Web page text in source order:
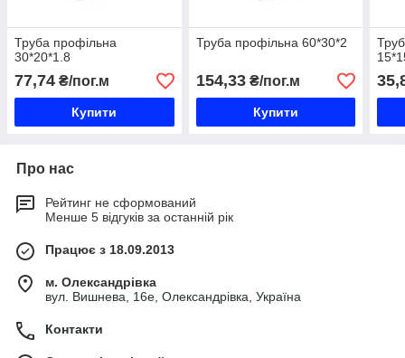
Труба профільна
30*20*1.8
77,74 ₴/пог.м
Купити
Труба профільна 60*30*2
154,33₴/пог.м
Купити
Про нас
Рейтинг не сформований
Менше 5 відгуків за останній рік
Працює з 18.09.2013
м. Олександрівка
вул. Вишнева, 16е, Олександрівка, Україна
Контакти